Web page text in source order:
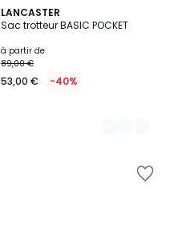
LANCASTER
Sac trotteur BASIC POCKET
à partir de
89,00 €
53,00 € -40%
5
Couleurs